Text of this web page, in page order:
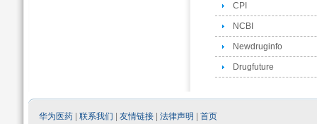
CPI
NCBI
Newdruginfo
Drugfuture
华为医药 联系我们 友情链接 法律声明 首页